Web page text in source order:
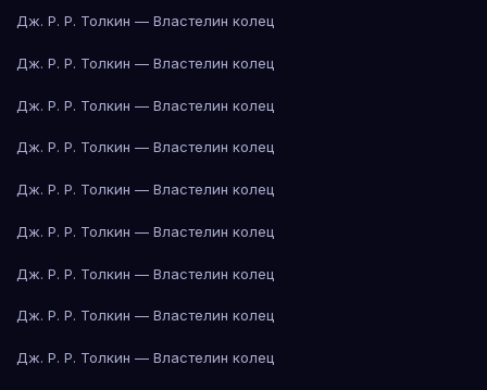
Дж. Р. Р. Толкин — Властелин колец
Дж. Р. Р. Толкин — Властелин колец
Дж. Р. Р. Толкин — Властелин колец
Дж. Р. Р. Толкин — Властелин колец
Дж. Р. Р. Толкин — Властелин колец
Дж. Р. Р. Толкин — Властелин колец
Дж. Р. Р. Толкин — Властелин колец
Дж. Р. Р. Толкин — Властелин колец
Дж. Р. Р. Толкин — Властелин колец